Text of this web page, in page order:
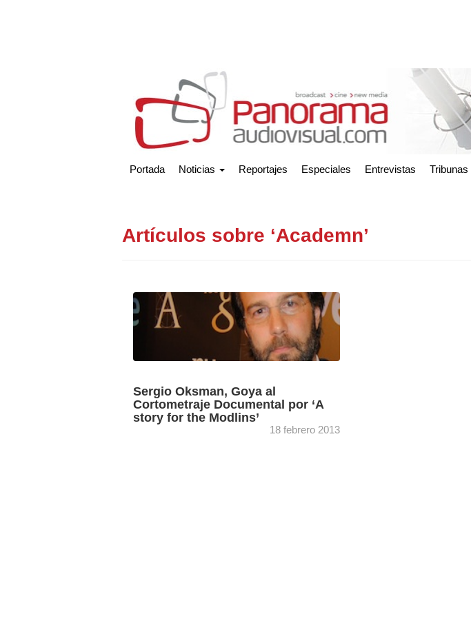
Portada Noticias Reportajes Especiales Entrevistas Tribunas
Artículos sobre ‘Academn’
Sergio Oksman, Goya al
Cortometraje Documental por ‘A
story for the Modlins’
18 febrero 2013